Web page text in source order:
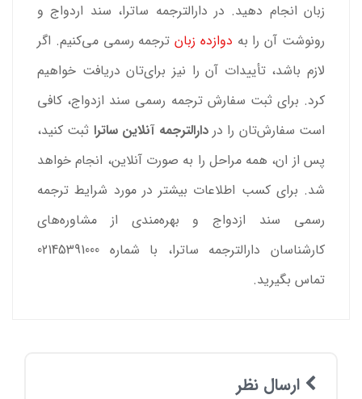
زبان انجام دهید. در دارالترجمه ساترا، سند اردواج و
رونوشت آن را به دوازده زبان
ترجمه رسمی می‎‌کنیم. اگر
لازم باشد، تأییدات آن را نیز برای‌تان دریافت خواهیم
کرد. برای ثبت سفارش ترجمه رسمی سند ازدواج، کافی
است سفارش‌تان را دردارالترجمه آنلاین ساترا ثبت کنید،
پس از ان، همه مراحل را به صورت آنلاین، انجام خواهد
شد. برای کسب اطلاعات بیشتر در مورد شرایط ترجمه
رسمی سند ازدواج و بهره‌مندی از مشاوره‌های
کارشناسان دارالترجمه ساترا، با شماره 02145391000
تماس بگیرید.
ارسال نظر